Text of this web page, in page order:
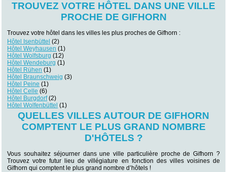
TROUVEZ VOTRE HÔTEL DANS UNE VILLE
PROCHE DE GIFHORN
Trouvez votre hôtel dans les villes les plus proches de Gifhorn :
Hôtel Isenbüttel (2)
Hôtel Weyhausen (1)
Hôtel Wolfsburg (12)
Hôtel Wendeburg (1)
Hôtel Rühen (1)
Hôtel Braunschweig (3)
Hôtel Peine (1)
Hôtel Celle (6)
Hôtel Burgdorf(2)
Hôtel Wolfenbüttel (1)
QUELLES VILLES AUTOUR DE GIFHORN
COMPTENT LE PLUS GRAND NOMBRE
D'HÔTELS ?
Vous souhaitez séjourner dans une ville particulière proche de Gifhorn ?
Trouvez votre futur lieu de villégiature en fonction des villes voisines de
Gifhorn qui comptent le plus grand nombre d’hôtels !